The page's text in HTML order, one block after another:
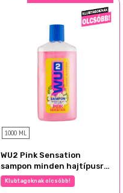
1000 ML
WU2 Pink Sensation
sampon minden hajtípusra
1000 ml
Klubtagoknak olcsóbb!